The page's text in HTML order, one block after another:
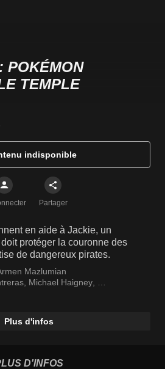
POKÉMON
TEMPLE
indisponible
Partager
en aide à Jackie, un
protéger la couronne des
de dangereux pirates.
Mazlumian
Michael Haigney
Plus d'infos
D'INFOS